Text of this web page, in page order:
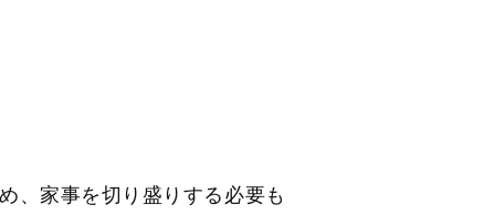
、家事を切り盛りする必要も